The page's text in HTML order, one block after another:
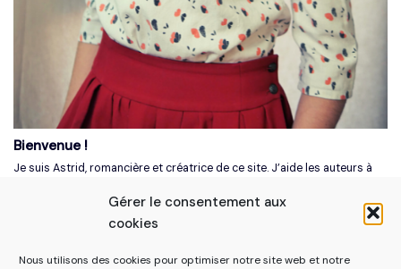
Gérer le consentement aux
cookies
Nous utilisons des cookies pour optimiser notre site web et notre
Bienvenue !
Je suis Astrid, romancière et créatrice de ce site. J’aide les auteurs à
et quelques pincées d'inspiration.